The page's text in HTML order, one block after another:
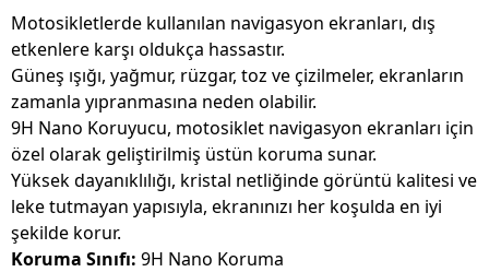
Motosikletlerde kullanılan navigasyon ekranları, dış
etkenlere karşı oldukça hassastır.
Güneş ışığı, yağmur, rüzgar, toz ve çizilmeler, ekranların
zamanla yıpranmasına neden olabilir.
9H Nano Koruyucu, motosiklet navigasyon ekranları için
özel olarak geliştirilmiş üstün koruma sunar.
Yüksek dayanıklılığı, kristal netliğinde görüntü kalitesi ve
leke tutmayan yapısıyla, ekranınızı her koşulda en iyi
şekilde korur.
Koruma Sınıfı: 9H Nano Koruma